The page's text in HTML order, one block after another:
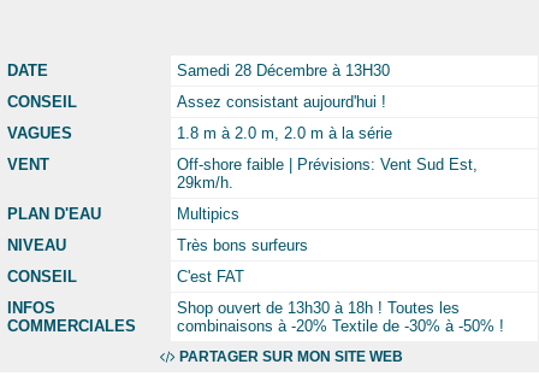
DATE
Samedi 28 Décembre à 13H30
CONSEIL
Assez consistant aujourd'hui !
VAGUES
1.8 m à 2.0 m, 2.0 m à la série
VENT
Off-shore faible | Prévisions: Vent Sud Est,
29km/h.
PLAN D'EAU
Multipics
NIVEAU
Très bons surfeurs
CONSEIL
C'est FAT
INFOS
COMMERCIALES
Shop ouvert de 13h30 à 18h ! Toutes les
combinaisons à -20% Textile de -30% à -50% !
PARTAGER SUR MON SITE WEB